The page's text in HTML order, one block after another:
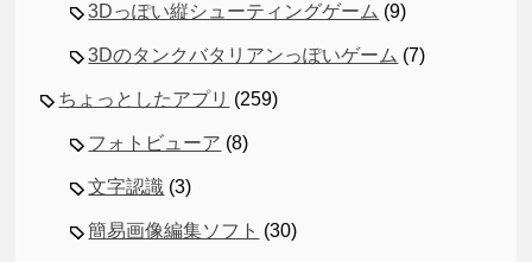
3Dっぽい縦シューティングゲーム (9)
3Dのタンクバタリアンっぽいゲーム (7)
ちょっとしたアプリ (259)
フォトビューア (8)
文字認識 (3)
簡易画像編集ソフト (30)